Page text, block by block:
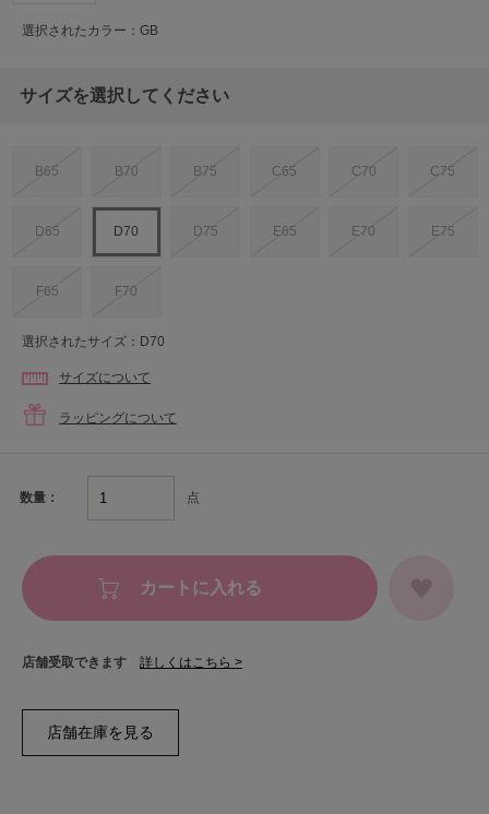
選択されたカラー：GB
サイズを選択してください
B65 B70 B75 C65 C70 C75
D65 D70 D75 E65 E70 E75
F65 F70
選択されたサイズ：D70
サイズについて
ラッピングについて
数量： 点
カートに入れる
店舗受取できます 詳しくはこちら >